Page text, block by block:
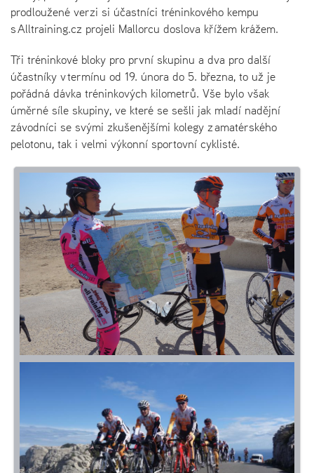
prodloužené verzi si účastníci tréninkového kempu
s Alltraining.cz projeli Mallorcu doslova křížem krážem.
Tři tréninkové bloky pro první skupinu a dva pro další
účastníky v termínu od 19. února do 5. března, to už je
pořádná dávka tréninkových kilometrů. Vše bylo však
úměrné síle skupiny, ve které se sešli jak mladí nadějní
závodníci se svými zkušenějšími kolegy z amatérského
pelotonu, tak i velmi výkonní sportovní cyklisté.